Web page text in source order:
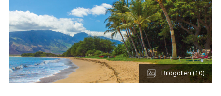
utanför stranden och man kan åka ut med båt för att se
dem på nära håll.
Lanai
Lanai är en annan ö som ligger alldeles utanför Lahaina. En
dagstur till Lanai rekommenderas.
Hana
Bildgalleri (10)